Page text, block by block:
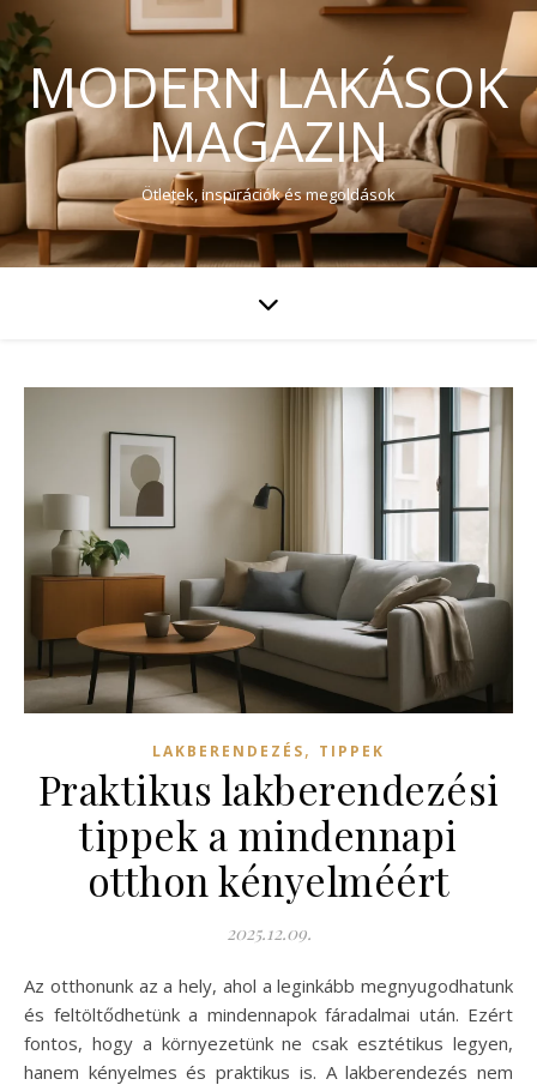
MODERN LAKÁSOK
MAGAZIN
Ötletek, inspirációk és megoldások
LAKBERENDEZÉS, TIPPEK
Praktikus lakberendezési
tippek a mindennapi
otthon kényelméért
2025.12.09.
Az otthonunk az a hely, ahol a leginkább megnyugodhatunk
és feltöltődhetünk a mindennapok fáradalmai után. Ezért
fontos, hogy a környezetünk ne csak esztétikus legyen,
hanem kényelmes és praktikus is. A lakberendezés nem